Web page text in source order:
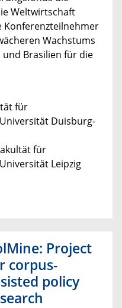
Weltwirtschaft
Konferenzteilnehmer
Wachstums
und Brasilien für die
für
Duisburg-
für
Leipzig
Project
corpus-
policy